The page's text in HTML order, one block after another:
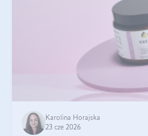
Karolina Horajska
23 cze 2026